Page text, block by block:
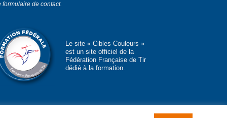
formulaire de contact.
Le site « Cibles Couleurs »
est un site officiel de la
Fédération Française de Tir
dédié à la formation.